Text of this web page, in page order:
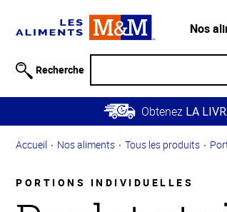
relative à
Passer
contenu
Retour à
principale
Nos
Recherche
Obtenez LA
Accueil Nos aliments Tous les produits
PORTIONS INDIVIDUELLES